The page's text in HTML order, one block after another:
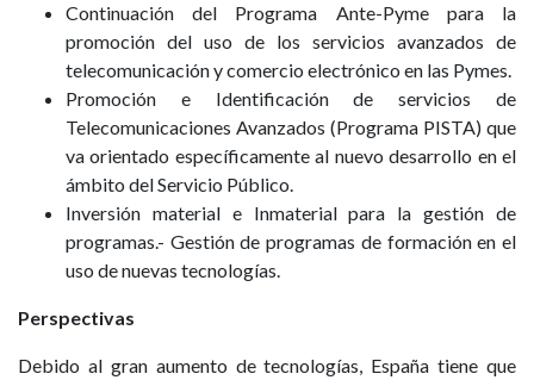
Continuación del Programa Ante-Pyme para la
promoción del uso de los servicios avanzados de
telecomunicación y comercio electrónico en las Pymes.
Promoción e Identificación de servicios de
Telecomunicaciones Avanzados (Programa PISTA) que
va orientado específicamente al nuevo desarrollo en el
ámbito del Servicio Público.
Inversión material e Inmaterial para la gestión de
programas.- Gestión de programas de formación en el
uso de nuevas tecnologías.
Perspectivas
Debido al gran aumento de tecnologías, España tiene que